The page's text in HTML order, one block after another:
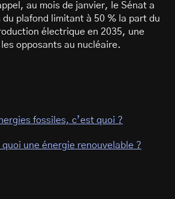
au mois de janvier, le Sénat a
plafond limitant à 50 % la part du
électrique en 2035, une
opposants au nucléaire.
fossiles, c’est quoi ?
une énergie renouvelable ?